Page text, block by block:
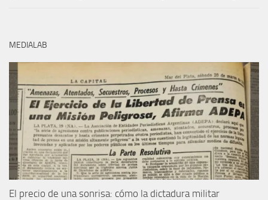
MEDIALAB
El precio de una sonrisa: cómo la dictadura militar